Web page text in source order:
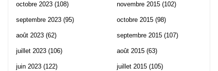
octobre 2023 (108)
septembre 2023 (95)
août 2023 (62)
juillet 2023 (106)
juin 2023 (122)
novembre 2015 (102)
octobre 2015 (98)
septembre 2015 (107)
août 2015 (63)
juillet 2015 (105)